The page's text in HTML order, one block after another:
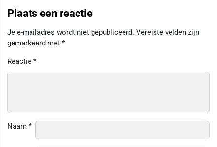
Plaats een reactie
Je e-mailadres wordt niet gepubliceerd. Vereiste velden zijn
gemarkeerd met *
Reactie *
Naam *